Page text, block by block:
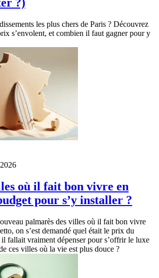
?)
les plus chers de Paris ? Découvrez
s’envolent, et combien il faut gagner pour y
où il fait bon vivre en
pour s’y installer ?
palmarès des villes où il fait bon vivre
on s’est demandé quel était le prix du
fallait vraiment dépenser pour s’offrir le luxe
ces villes où la vie est plus douce ?